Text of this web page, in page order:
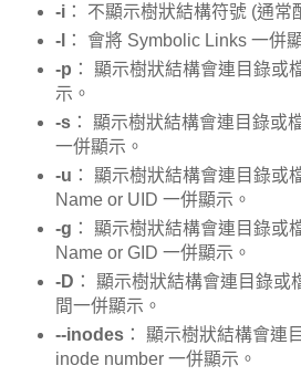
-i： 不顯示樹狀結構符號 (通常
-l ： 會將 Symbolic Links 一併
-p ： 顯示樹狀結構會連目錄或
示。
-s： 顯示樹狀結構會連目錄或
一併顯示。
-u ： 顯示樹狀結構會連目錄或
Name or UID 一併顯示。
-g ： 顯示樹狀結構會連目錄或
Name or GID 一併顯示。
-D ： 顯示樹狀結構會連目錄或
間一併顯示。
--inodes： 顯示樹狀結構會連
inode number 一併顯示。